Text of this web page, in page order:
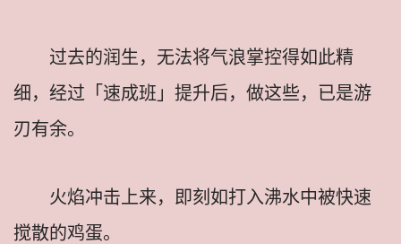
过去的润生，无法将气浪掌控得如此精
细，经过「速成班」提升后，做这些，已是游
刃有余。
火焰冲击上来，即刻如打入沸水中被快速
搅散的鸡蛋。